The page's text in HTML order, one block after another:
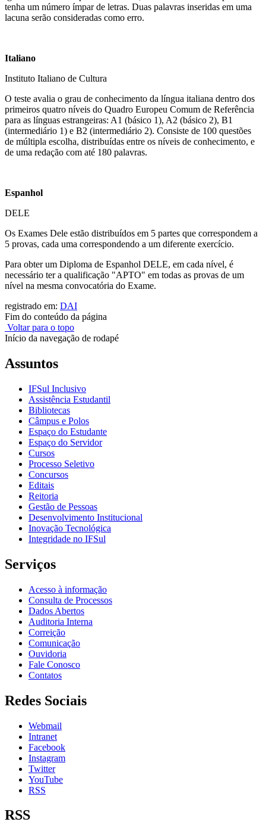
tenha um número ímpar de letras. Duas palavras inseridas em uma
lacuna serão consideradas como erro.
Italiano
Instituto Italiano de Cultura
O teste avalia o grau de conhecimento da língua italiana dentro dos
primeiros quatro níveis do Quadro Europeu Comum de Referência
para as línguas estrangeiras: A1 (básico 1), A2 (básico 2), B1
(intermediário 1) e B2 (intermediário 2). Consiste de 100 questões
de múltipla escolha, distribuídas entre os níveis de conhecimento, e
de uma redação com até 180 palavras.
Espanhol
DELE
Os Exames Dele estão distribuídos em 5 partes que correspondem a
5 provas, cada uma correspondendo a um diferente exercício.
Para obter um Diploma de Espanhol DELE, em cada nível, é
necessário ter a qualificação "APTO" em todas as provas de um
nível na mesma convocatória do Exame.
registrado em: DAI
Fim do conteúdo da página
Voltar para o topo
Início da navegação de rodapé
Assuntos
IFSul Inclusivo
Assistência Estudantil
Bibliotecas
Câmpus e Polos
Espaço do Estudante
Espaço do Servidor
Cursos
Processo Seletivo
Concursos
Editais
Reitoria
Gestão de Pessoas
Desenvolvimento Institucional
Inovação Tecnológica
Integridade no IFSul
Serviços
Acesso à informação
Consulta de Processos
Dados Abertos
Auditoria Interna
Correição
Comunicação
Ouvidoria
Fale Conosco
Contatos
Redes Sociais
Webmail
Intranet
Facebook
Instagram
Twitter
YouTube
RSS
RSS